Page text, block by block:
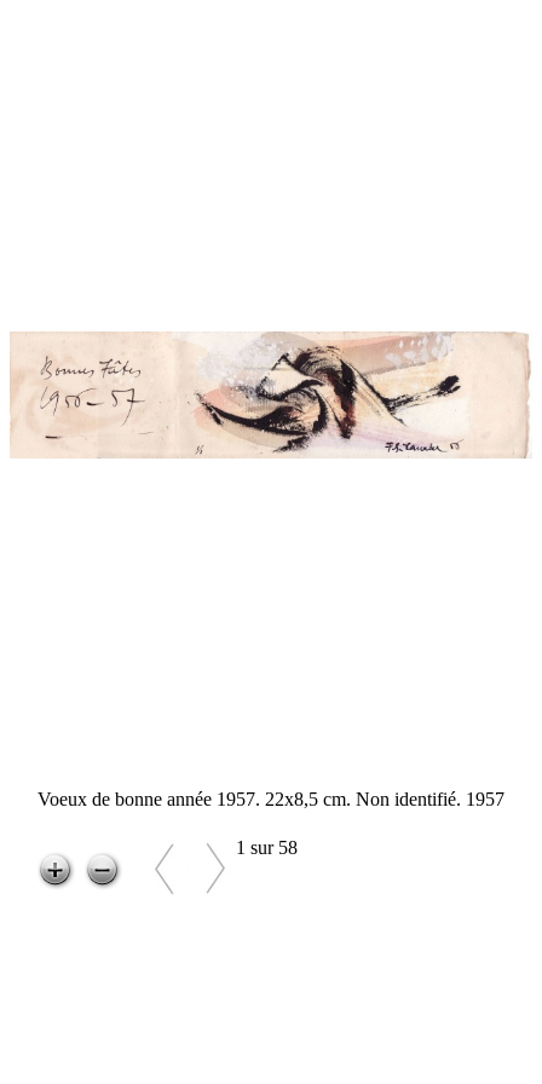
Voeux de bonne année 1957. 22x8,5 cm. Non identifié. 1957
1 sur 58